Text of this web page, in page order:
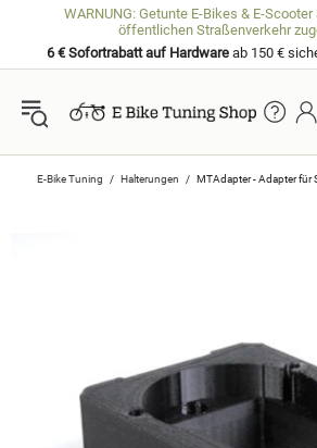
WARNUNG: Getunte E-Bikes & E-
öffentlichen Straßenverkehr
6 € Sofortrabatt auf Hardwareab 150 €
E-Bike Tuning Halterungen MTAdapter - Adapter für